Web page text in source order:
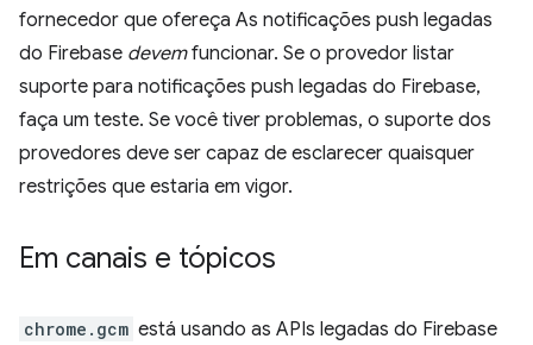
fornecedor que ofereça As notificações push legadas
do Firebase devemfuncionar. Se o provedor listar
suporte para notificações push legadas do Firebase,
faça um teste. Se você tiver problemas, o suporte dos
provedores deve ser capaz de esclarecer quaisquer
restrições que estaria em vigor.
Em canais e tópicos
chrome.gcm está usando as APIs legadas do Firebase